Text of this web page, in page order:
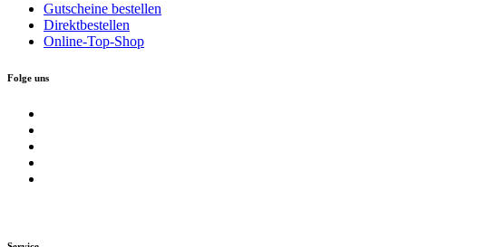
Gutscheine bestellen
Direktbestellen
Online-Top-Shop
Folge uns